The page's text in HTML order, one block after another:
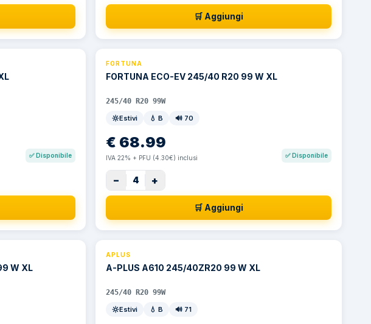
🛒 Aggiungi
✅Disponibile
FORTUNA
FORTUNA ECO-EV 245/40 R20 99 W XL
245/40 R20 99W
Estivi
💧 B 🔊 70
€ 68.99
IVA 22% + PFU (4.30€) inclusi ✅Disponibile
− 4 +
🛒 Aggiungi
W XL
APLUS
A-PLUS A610 245/40ZR20 99 W XL
245/40 R20 99W
Estivi
💧 B 🔊 71